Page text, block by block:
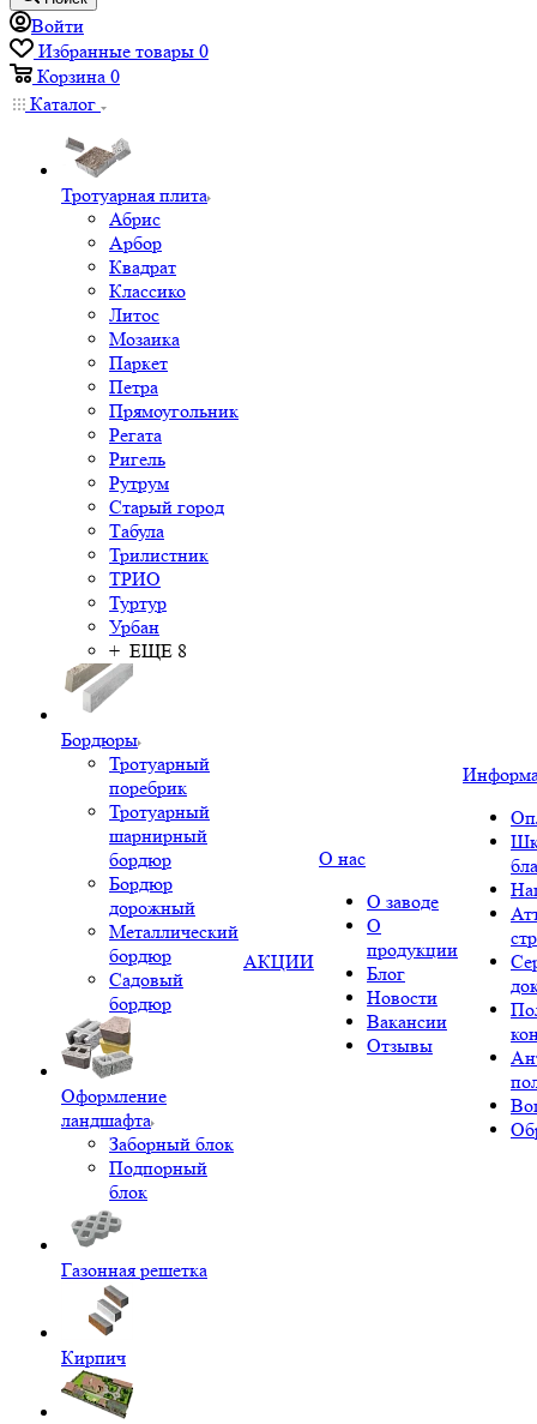
Войти
Избранные товары 0
Корзина 0
Каталог
Тротуарная плита
Абрис
Арбор
Квадрат
Классико
Литос
Мозаика
Паркет
Петра
Прямоугольник
Регата
Ригель
Рутрум
Старый город
Табула
Трилистник
ТРИО
Туртур
Урбан
+ ЕЩЕ 8
Бордюры
Тротуарный
поребрик
Тротуарный
шарнирный
бордюр
Бордюр
дорожный
Металлический
бордюр
Садовый
бордюр
Оформление
ландшафта
Заборный блок
Подпорный
блок
Газонная решетка
Кирпич
АКЦИИ
О нас
О заводе
О
продукции
Блог
Новости
Вакансии
Отзывы